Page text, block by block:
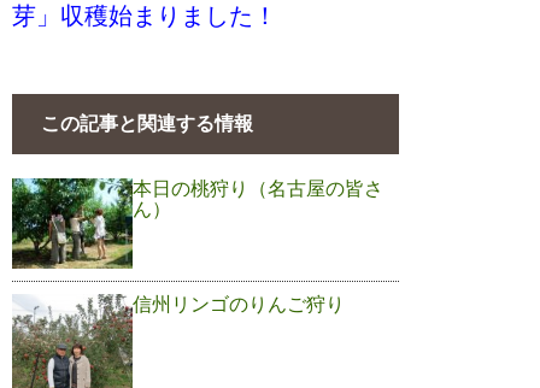
芽」収穫始まりました！
この記事と関連する情報
本日の桃狩り（名古屋の皆さ
ん）
信州リンゴのりんご狩り